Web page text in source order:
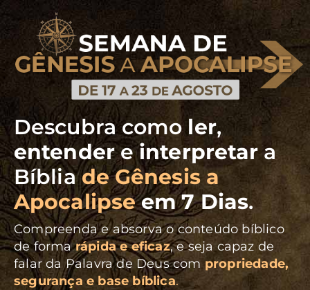
Descubra como ler,
entendereinterpretara
Bíbliade Gênesis a
Apocalipseem 7 Dias.
Compreenda e absorva o conteúdo bíblico
de formarápida e eficaz, e seja capaz de
falar da Palavra de Deus com propriedade,
segurança e base bíblica.